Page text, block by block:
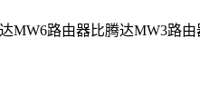
MW6路由器比腾达MW3